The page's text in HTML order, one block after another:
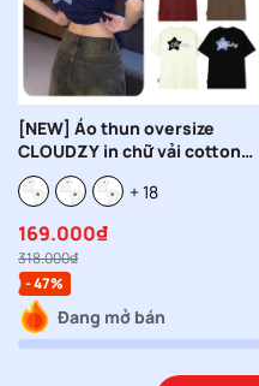
[NEW] Áo thun oversize
CLOUDZY in chữ vải cotton
100% 250gsm form rộng nam
nữ áo phông regular local
+ 18
169.000₫
318.000₫
- 47%
Đang mở bán